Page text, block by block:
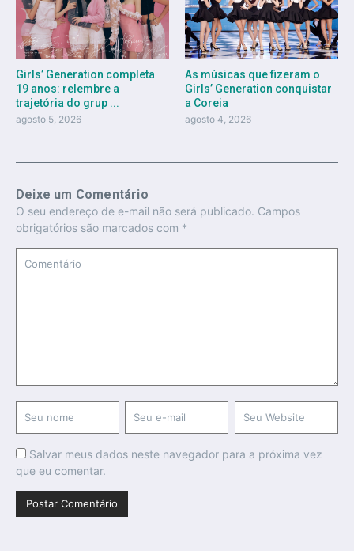
Girls’ Generation completa
19 anos: relembre a
trajetória do grup ...
agosto 5, 2026
As músicas que fizeram o
Girls’ Generation conquistar
a Coreia
agosto 4, 2026
Deixe um Comentário
O seu endereço de e-mail não será publicado. Campos
obrigatórios são marcados com *
Salvar meus dados neste navegador para a próxima vez
que eu comentar.